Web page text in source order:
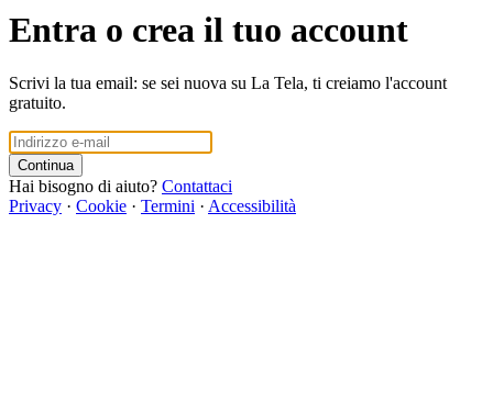
Entra o crea il tuo account
Scrivi la tua email: se sei nuova su La Tela, ti creiamo l'account
gratuito.
Continua
Hai bisogno di aiuto? Contattaci
Privacy · Cookie · Termini · Accessibilità